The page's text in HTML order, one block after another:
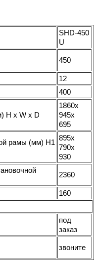
SHD-450
U
450
12
400
H x W x D
1860x
945x
695
рамы (мм) H1
895x
790x
930
2360
160
под
заказ
звоните